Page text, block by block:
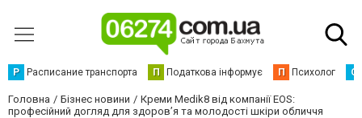
Р Расписание транспорта П Податкова інформує П Психолог С
Головна Бізнес новини
Креми Medik8 від компанії EOS:
професійний догляд для здоров’я та молодості шкіри обличчя